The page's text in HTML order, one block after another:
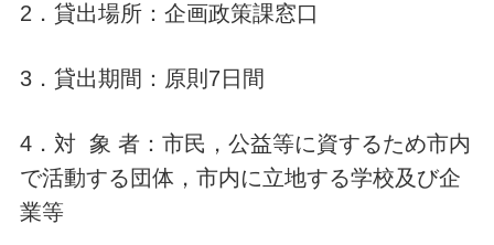
2．貸出場所：企画政策課窓口
3．貸出期間：原則7日間
4．対 象 者：市民，公益等に資するため市内
で活動する団体，市内に立地する学校及び企
業等